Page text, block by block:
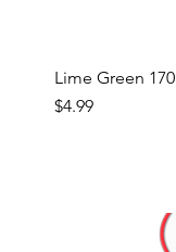
Lime Green 170
Precio
$4.99